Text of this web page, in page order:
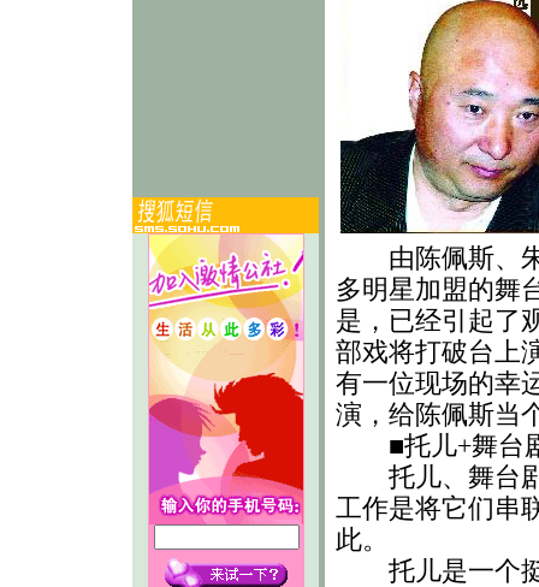
由陈佩斯、朱
多明星加盟的舞
是，已经引起了
部戏将打破台上
有一位现场的幸
演，给陈佩斯当
■托儿+舞台剧
托儿、舞台剧
工作是将它们串
此。
托儿是一个挺